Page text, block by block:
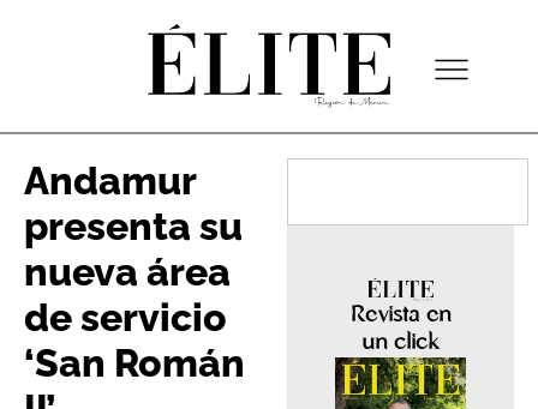
Andamur
presenta su
nueva área
de servicio
‘San Román
Revista en
un click